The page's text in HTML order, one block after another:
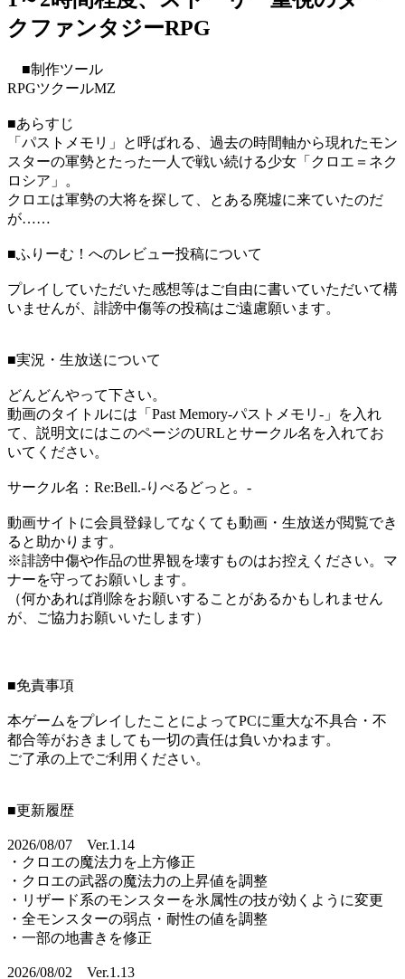
クファンタジーRPG
■制作ツール
RPGツクールMZ
■あらすじ
「パストメモリ」と呼ばれる、過去の時間軸から現れたモン
スターの軍勢とたった一人で戦い続ける少女「クロエ＝ネク
ロシア」。
クロエは軍勢の大将を探して、とある廃墟に来ていたのだ
が……
■ふりーむ！へのレビュー投稿について
プレイしていただいた感想等はご自由に書いていただいて構
いませんが、誹謗中傷等の投稿はご遠慮願います。
■実況・生放送について
どんどんやって下さい。
動画のタイトルには「Past Memory-パストメモリ-」を入れ
て、説明文にはこのページのURLとサークル名を入れてお
いてください。
サークル名：Re:Bell.-りべるどっと。-
動画サイトに会員登録してなくても動画・生放送が閲覧でき
ると助かります。
※誹謗中傷や作品の世界観を壊すものはお控えください。マ
ナーを守ってお願いします。
（何かあれば削除をお願いすることがあるかもしれません
が、ご協力お願いいたします）
■免責事項
本ゲームをプレイしたことによってPCに重大な不具合・不
都合等がおきましても一切の責任は負いかねます。
ご了承の上でご利用ください。
■更新履歴
2026/08/07 Ver.1.14
・クロエの魔法力を上方修正
・クロエの武器の魔法力の上昇値を調整
・リザード系のモンスターを氷属性の技が効くように変更
・全モンスターの弱点・耐性の値を調整
・一部の地書きを修正
2026/08/02 Ver.1.13